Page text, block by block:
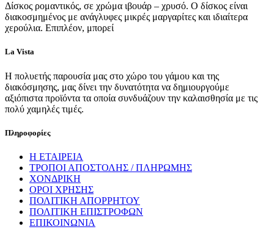
Δίσκος ρομαντικός, σε χρώμα ιβουάρ – χρυσό. Ο δίσκος είναι
διακοσμημένος με ανάγλυφες μικρές μαργαρίτες και ιδιαίτερα
χερούλια. Επιπλέον, μπορεί
La Vista
Η πολυετής παρουσία μας στο χώρο του γάμου και της
διακόσμησης, μας δίνει την δυνατότητα να δημιουργούμε
αξιόπιστα προϊόντα τα οποία συνδυάζουν την καλαισθησία με τις
πολύ χαμηλές τιμές.
Πληροφορίες
Η ΕΤΑΙΡΕΙΑ
ΤΡΟΠΟΙ ΑΠΟΣΤΟΛΗΣ / ΠΛΗΡΩΜΗΣ
ΧΟΝΔΡΙΚΗ
ΟΡΟΙ ΧΡΗΣΗΣ
ΠΟΛΙΤΙΚΗ ΑΠΟΡΡΗΤΟΥ
ΠΟΛΙΤΙΚΗ ΕΠΙΣΤΡΟΦΩΝ
ΕΠΙΚΟΙΝΩΝΙΑ